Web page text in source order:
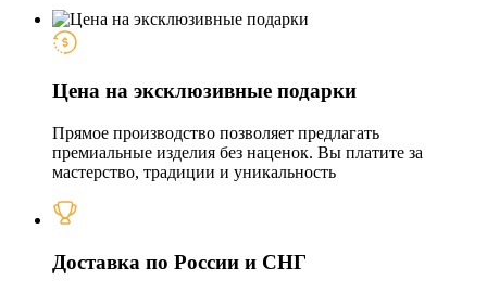
Цена на эксклюзивные подарки
Прямое производство позволяет предлагать
премиальные изделия без наценок. Вы платите за
мастерство, традиции и уникальность
Доставка по России и СНГ